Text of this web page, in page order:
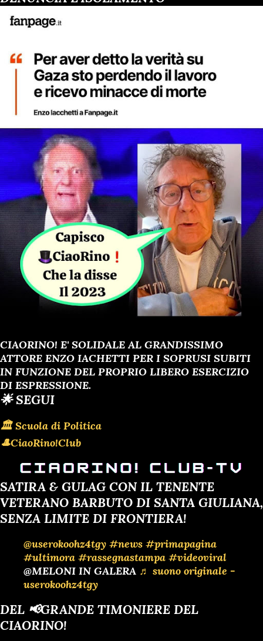
CIAORINO! E' SOLIDALE AL GRANDISSIMO
ATTORE ENZO IACHETTI PER I SOPRUSI SUBITI
IN FUNZIONE DEL PROPRIO LIBERO ESERCIZIO
DI ESPRESSIONE.
🌟 SEGUI
🏛 Scuola di Politica
🎩CiaoRino!Club
SATIRA & GULAG CON IL TENENTE
VETERANO BARBUTO DI SANTA GIULIANA,
SENZA LIMITE DI FRONTIERA!
@userokoohz4tgy #news #primapagina
#ultimora #rassegnastampa #videoviral
@MELONI IN GALERA ♬ suono originale -
userokoohz4tgy
DEL 📢GRANDE TIMONIERE DEL
CIAORINO!